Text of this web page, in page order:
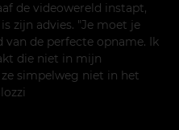
de videowereld instapt,
zijn advies. "Je moet je
van de perfecte opname. Ik
die niet in mijn
simpelweg niet in het